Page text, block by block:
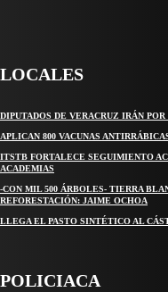
LOCALES
DIPUTADOS DE VERACRUZ IRÁN
APLICAN 800 VACUNAS
ITSTB FORTALECE SEGUIMIENTO
ACADEMIAS
-CON MIL 500 ÁRBOLES- TIERRA
REFORESTACIÓN: JAIME OCHOA
LLEGA EL PASTO SINTÉTICO AL
POLICIACA